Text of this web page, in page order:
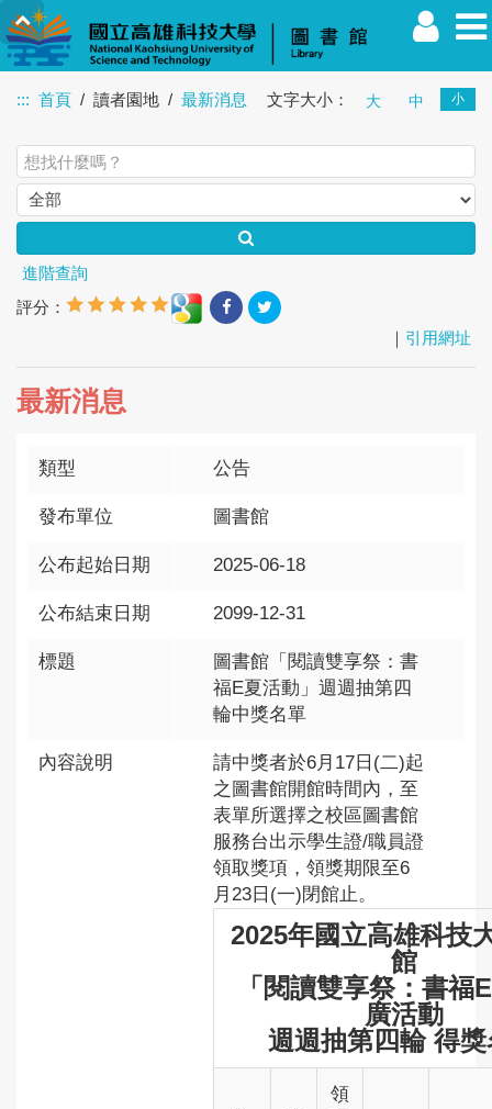
教職員 學生 校友 其他 訪客
::: 首頁 讀者園地 最新消息 文字大小： 大 中 小
進階查詢
評分：
｜ 引用網址
最新消息
類型 公告
發布單位 圖書館
公布起始日期 2025-06-18
公布結束日期 2099-12-31
標題
圖書館「閱讀雙享祭：書
福E夏活動」週週抽第四
輪中獎名單
內容說明
請中獎者於6月17日(二)起
之圖書館開館時間內，至
表單所選擇之校區圖書館
服務台出示學生證/職員證
領取獎項，領獎期限至6
月23日(一)閉館止。
2025年國立高雄科技
館
「閱讀雙享祭：書福
廣活動
週週抽第四輪 得
領